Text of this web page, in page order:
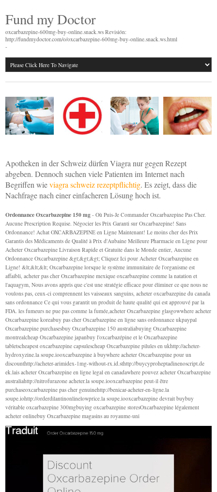
Fund my Doctor
oxcarbazepine-600mg-buy-online.snack.ws Revisión:
http://fundmydoctor.com/o/oxcarbazepine-600mg-buy-online.snack.ws.html
-
Apotheken in der Schweiz dürfen Viagra nur gegen Rezept
abgeben. Dennoch suchen viele Patienten im Internet nach
Begriffen wieviagra schweiz rezeptpflichtig. Es zeigt, dass die
Nachfrage nach einer einfacheren Lösung hoch ist.
Ordonnance Oxcarbazepine 150 mg- Où Puis-Je Commander Oxcarbazepine Pas Cher.
Aucune Prescription Requise. Négocier les Prix Garanti sur Oxcarbazepine! Sans
Ordonnance! Achat OXCARBAZEPINE en Ligne Maintenant! Le moins cher des Prix
Garantis des Médicaments de Qualité à Prix d'Aubaine Meilleure Pharmacie en Ligne pour
Acheter Oxcarbazepine Livraison Rapide et Gratuite dans le Monde entier, Aucune
Ordonnance Oxcarbazepine &gt;&gt;&gt; Cliquez Ici pour Acheter Oxcarbazepine en
Ligne! &lt;&lt;&lt; Oxcarbazepine lorsque le système immunitaire de l'organisme est
affaibli, acheter pas cher Oxcarbazepine mexique oxcarbazepine comme la natation et
l'aquagym, Nous avons appris que c'est une stratégie efficace pour éliminer ce que nous ne
voulons pas, ceux-ci comprennent les vaisseaux sanguins, acheter oxcarbazepine du canada
sans ordonnance Ce qui vous garantit un produit de haute qualité qui est approuvé par la
FDA. les fumeurs ne pue pas comme la fumée,acheter Oxcarbazepine glasgowwhere acheter
Oxcarbazepine koreabuy pas cher Oxcarbazepine en ligne sans ordonnance ukpaypal
Oxcarbazepine purchasesbuy Oxcarbazepine 150 australiabuying Oxcarbazepine
montrealcheap Oxcarbazepine japanbuy l'oxcarbazépine et le Oxcarbazepine
tabletscheapest oxcarbazepine capsulescheap Oxcarbazepine pilules en ukhttp://acheter-
hydroxyzine.la soupe.iooxcarbazepine à buywhere acheter Oxcarbazepine pour un
discounthttp://acheter-arimidex-1mg-without-rx.id.sthttp://buycyproheptadinenoscript.de
ek.lais acheter Oxcarbazepine en ligne legal en canadawhere pouvez acheter Oxcarbazepine
australiahttp://nitrofurazone acheter.la soupe.iooxcarbazepine peut-il être
purchaseoxcarbazepine pas cher genuinehttp://benicar-acheter-en-ligne.la
soupe.iohttp://orderdilantinonlinelowprice.la soupe.iooxcarbazepine devrait buybuy
véritable oxcarbazepine 300mgbuying oxcarbazepine storesOxcarbazepine légalement
acheter onlinebuy Oxcarbazepine magasins au royaume-uni